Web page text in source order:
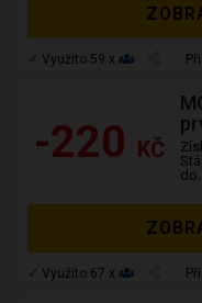
✓ Využito 59 x
-220 KČ
do
✓ Využito 67 x